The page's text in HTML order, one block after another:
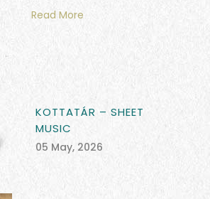
Read More
KOTTATÁR – SHEET
MUSIC
05 May, 2026